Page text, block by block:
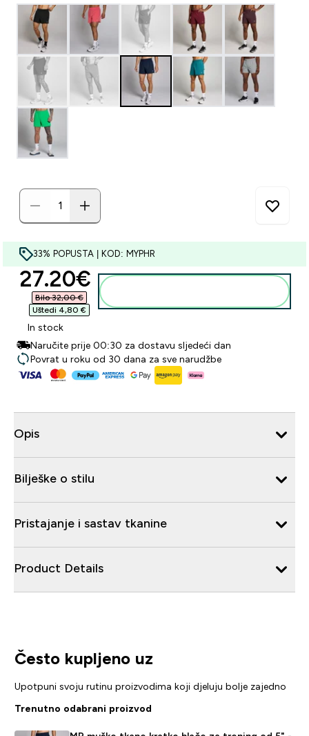
33% POPUSTA | KOD: MYPHR
discounted price
27.20€‎
Bilo 32,00 €‎
Uštedi 4,80 €‎
In stock
Naručite prije 00:30 za dostavu sljedeći dan
Povrat u roku od 30 dana za sve narudžbe
Opis
Bilješke o stilu
Pristajanje i sastav tkanine
Product Details
Često kupljeno uz
Upotpuni svoju rutinu proizvodima koji djeluju bolje zajedno
Trenutno odabrani proizvod